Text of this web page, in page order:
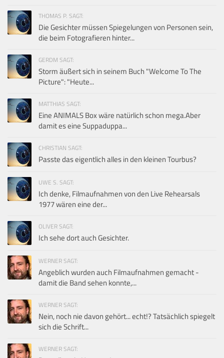
THOMAS P. SAGT:
Die Gesichter müssen Spiegelungen von Personen sein,
die beim Fotografieren hinter...
GERDM SAGT:
Storm äußert sich in seinem Buch "Welcome To The
Picture": "Heute...
MATTHIAS SAGT:
Eine ANIMALS Box wäre natürlich schon mega.Aber
damit es eine Suppaduppa...
CHRISTIAN SAGT:
Passte das eigentlich alles in den kleinen Tourbus?
UWE S. SAGT:
Ich denke, Filmaufnahmen von den Live Rehearsals
1977 wären eine der...
OLIVER SAGT:
Ich sehe dort auch Gesichter.
WERNER SAGT:
Angeblich wurden auch Filmaufnahmen gemacht -
damit die Band sehen konnte,...
WERNER SAGT:
Nein, noch nie davon gehört... echt!? Tatsächlich spiegelt
sich die Schrift...
WERNER SAGT: